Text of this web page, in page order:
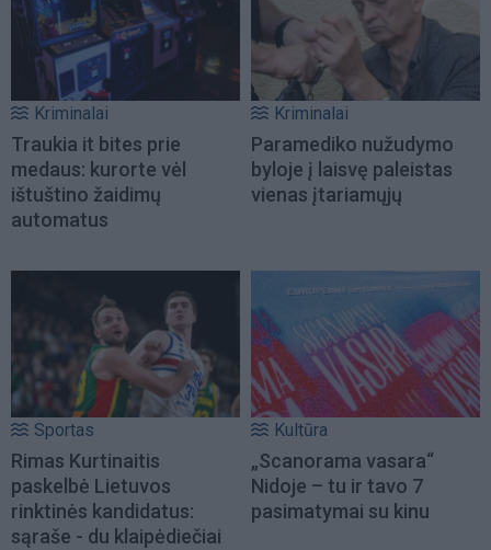
Kriminalai
Traukia it bites prie
medaus: kurorte vėl
ištuštino žaidimų
automatus
Kriminalai
Paramediko nužudymo
byloje į laisvę paleistas
vienas įtariamųjų
Sportas
Rimas Kurtinaitis
paskelbė Lietuvos
rinktinės kandidatus:
sąraše - du klaipėdiečiai
Kultūra
„Scanorama vasara“
Nidoje – tu ir tavo 7
pasimatymai su kinu